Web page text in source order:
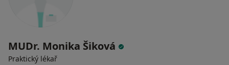
MUDr. Monika Šiková
Praktický lékař